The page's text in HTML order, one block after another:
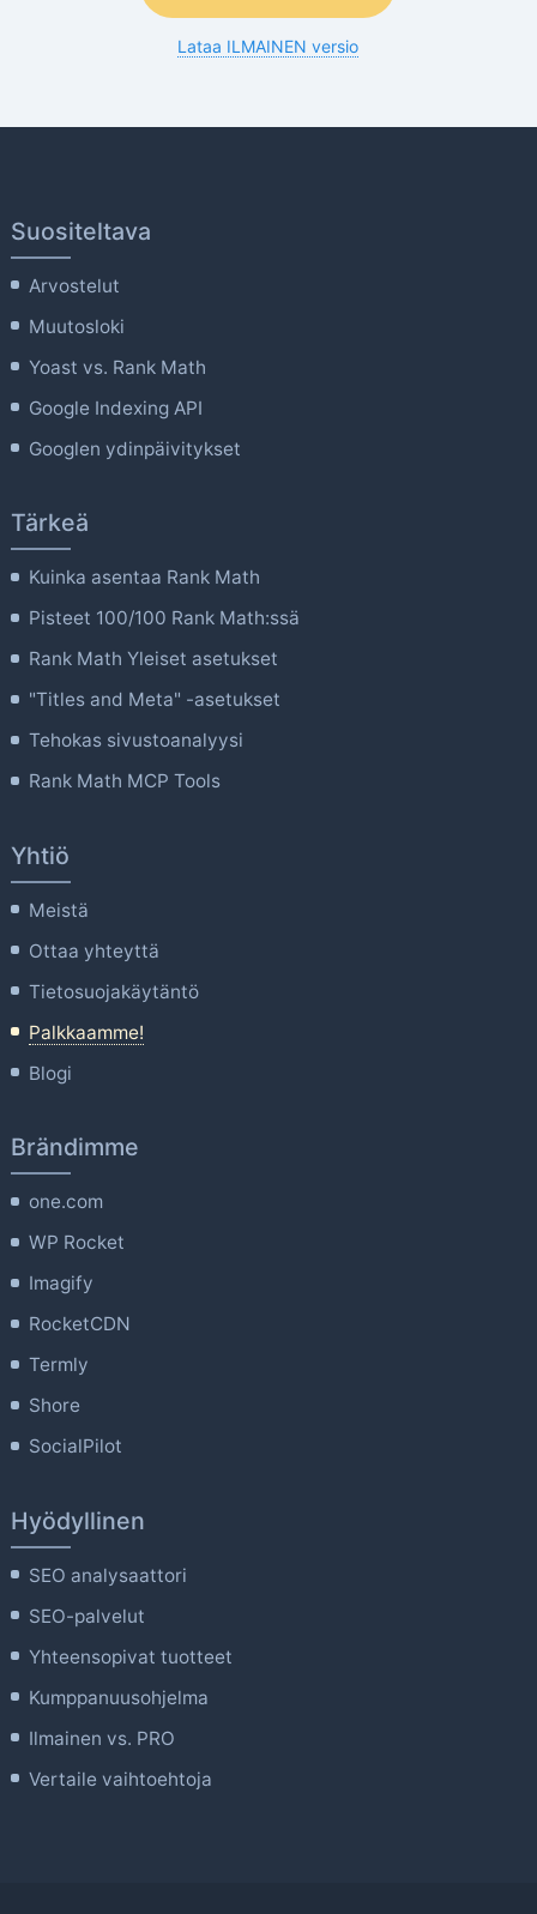
Lataa ILMAINEN versio
Suositeltava
Arvostelut
Muutosloki
Yoast vs. Rank Math
Google Indexing API
Googlen ydinpäivitykset
Tärkeä
Kuinka asentaa Rank Math
Pisteet 100/100 Rank Math:ssä
Rank Math Yleiset asetukset
"Titles and Meta" -asetukset
Tehokas sivustoanalyysi
Rank Math MCP Tools
Yhtiö
Meistä
Ottaa yhteyttä
Tietosuojakäytäntö
Palkkaamme!
Blogi
Brändimme
one.com
WP Rocket
Imagify
RocketCDN
Termly
Shore
SocialPilot
Hyödyllinen
SEO analysaattori
SEO-palvelut
Yhteensopivat tuotteet
Kumppanuusohjelma
Ilmainen vs. PRO
Vertaile vaihtoehtoja